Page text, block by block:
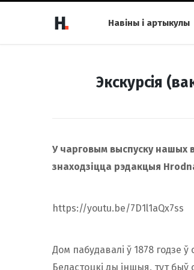
Навіны і артыкулы
Экскурсія
У чарговым выспуску нашых
знаходзіцца рэдакцыя
https://youtu.be/7D1l1aQx7ss
Дом пабудавалі ў 1878 годзе
Беластоцкі ды іншыя, тут быў